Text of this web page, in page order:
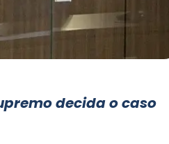
decida o caso